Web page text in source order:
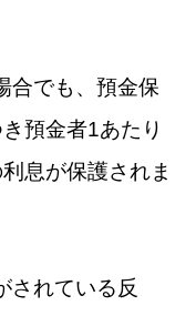
合でも、預金保
預金者1あたり
息が保護されま
されている反